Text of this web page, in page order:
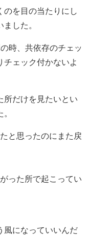
を目の当たりにし
した。
時、共依存のチェッ
チェック付かないよ
所だけを見たいとい
と思ったのにまた戻
った所で起こってい
風になっていいんだ